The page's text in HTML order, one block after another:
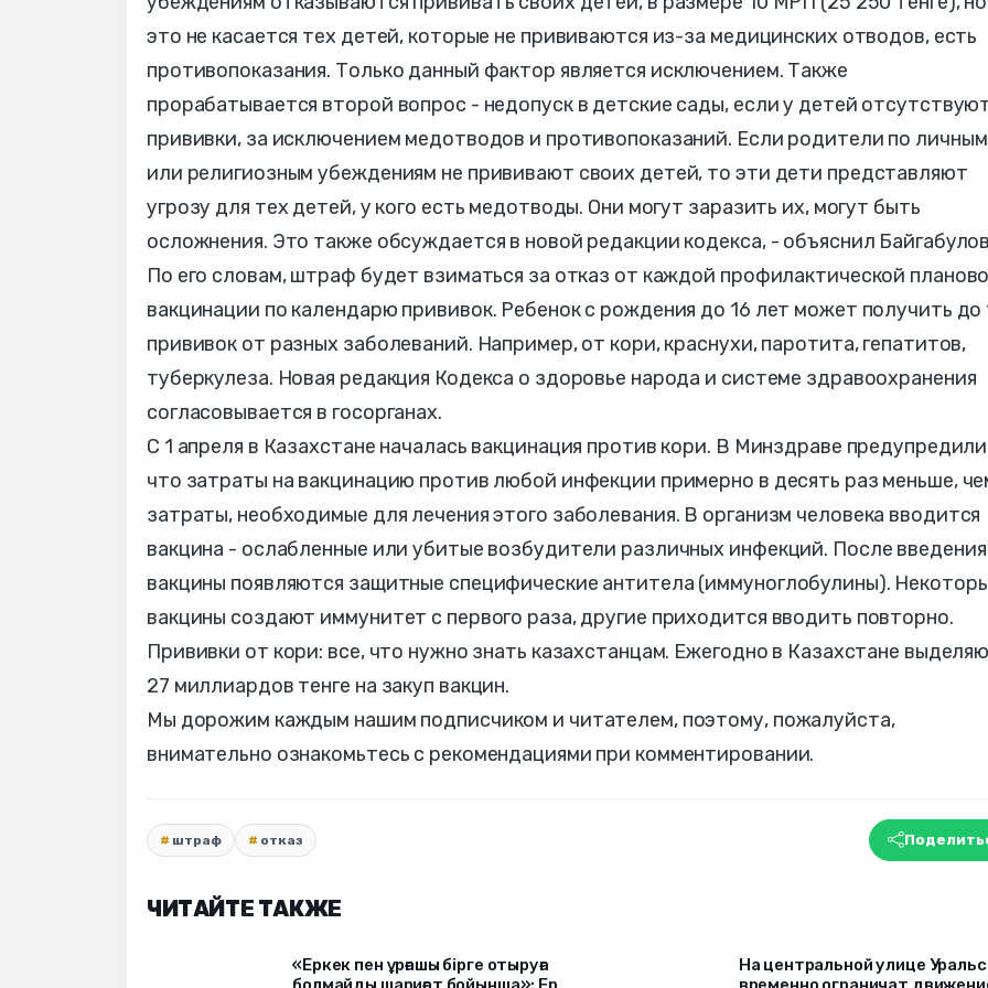
это не касается тех детей, которые не прививаются из-за медицинских отводов, есть
противопоказания. Только данный фактор является исключением. Также
прорабатывается второй вопрос - недопуск в детские сады, если у детей
прививки, за исключением медотводов и противопоказаний. Если родители по личным
или религиозным убеждениям не прививают своих детей, то эти дети представляют
угрозу для тех детей, у кого есть медотводы. Они могут заразить их, могут быть
осложнения. Это также обсуждается в новой редакции кодекса, - объяснил
По его словам, штраф будет взиматься за отказ от каждой профилактической
вакцинации по календарю прививок. Ребенок с рождения до 16 лет может получить до
прививок от разных заболеваний. Например, от кори, краснухи, паротита, гепатитов,
туберкулеза. Новая редакция Кодекса о здоровье народа и системе здравоохранения
согласовывается в госорганах.
С 1 апреля в Казахстане началась вакцинация против кори. В Минздраве
что затраты на вакцинацию против любой инфекции примерно в десять раз меньше,
затраты, необходимые для лечения этого заболевания. В организм человека вводится
вакцина - ослабленные или убитые возбудители различных инфекций. После введения
вакцины появляются защитные специфические антитела (иммуноглобулины).
вакцины создают иммунитет с первого раза, другие приходится вводить повторно.
Прививки от кори: все, что нужно знать казахстанцам. Ежегодно в Казахстане
27 миллиардов тенге на закуп вакцин.
Мы дорожим каждым нашим подписчиком и читателем, поэтому, пожалуйста,
внимательно ознакомьтесь с рекомендациями при комментировании.
штраф отказ
ЧИТАЙТЕ ТАКЖЕ
«Еркек пен ұрғашы бірге отыруға
На центральной улице